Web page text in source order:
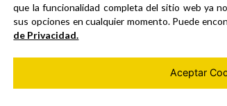
que la funcionalidad completa del sitio web ya
sus opciones en cualquier momento. Puede
de Privacidad.
Aceptar